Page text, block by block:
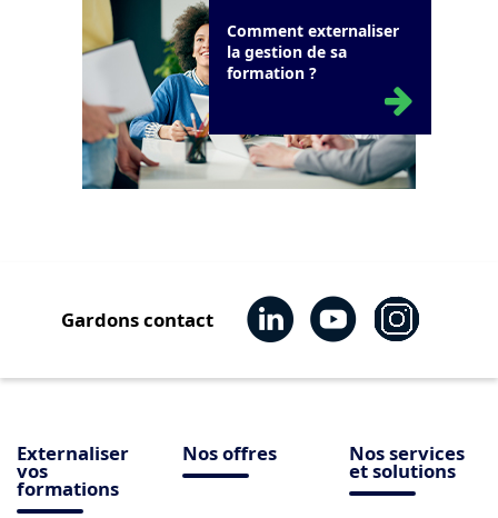
Comment externaliser
la gestion de sa
formation ?
Gardons contact
Externaliser
vos
formations
Nos offres Nos services
et solutions